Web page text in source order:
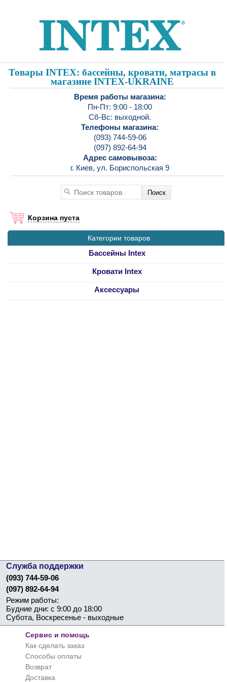
Товары INTEX: бассейны, кровати, матрасы в
магазине INTEX-UKRAINE
Время работы магазина:
Пн-Пт: 9:00 - 18:00
Сб-Вс: выходной.
Телефоны магазина:
(093) 744-59-06
(097) 892-64-94
Адрес самовывоза:
г. Киев, ул. Бориспольская 9
Корзина пуста
Категории товаров
Бассейны Intex
Кровати Intex
Аксессуары
Служба поддержки
(093) 744-59-06
(097) 892-64-94
Режим работы:
Будние дни: с 9:00 до 18:00
Субота, Воскресенье - выходные
Сервис и помощь
Как сделать заказ
Способы оплаты
Возврат
Доставка